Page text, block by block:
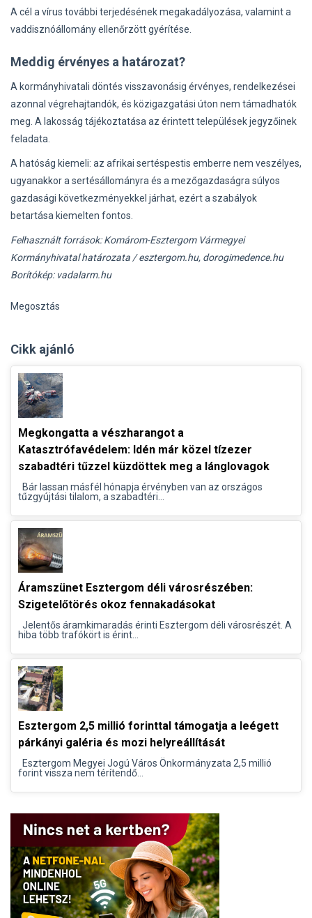
A cél a vírus további terjedésének megakadályozása, valamint a
vaddisznóállomány ellenőrzött gyérítése.
Meddig érvényes a határozat?
A kormányhivatali döntés visszavonásig érvényes, rendelkezései
azonnal végrehajtandók, és közigazgatási úton nem támadhatók
meg. A lakosság tájékoztatása az érintett települések jegyzőinek
feladata.
A hatóság kiemeli: az afrikai sertéspestis emberre nem veszélyes,
ugyanakkor a sertésállományra és a mezőgazdaságra súlyos
gazdasági következményekkel járhat, ezért a szabályok
betartása kiemelten fontos.
Felhasznált források: Komárom-Esztergom Vármegyei
Kormányhivatal határozata / esztergom.hu, dorogimedence.hu
Borítókép: vadalarm.hu
Megosztás
Cikk ajánló
Megkongatta a vészharangot a
Katasztrófavédelem: Idén már közel tízezer
szabadtéri tűzzel küzdöttek meg a lánglovagok
Bár lassan másfél hónapja érvényben van az országos
tűzgyújtási tilalom, a szabadtéri...
Áramszünet Esztergom déli városrészében:
Szigetelőtörés okoz fennakadásokat
Jelentős áramkimaradás érinti Esztergom déli városrészét. A
hiba több trafókört is érint...
Esztergom 2,5 millió forinttal támogatja a leégett
párkányi galéria és mozi helyreállítását
Esztergom Megyei Jogú Város Önkormányzata 2,5 millió
forint vissza nem térítendő...